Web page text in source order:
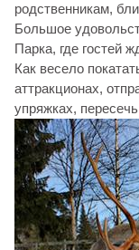
родственникам,
Большое
Парка, где гостей
Как весело
аттракционах,
упряжках,